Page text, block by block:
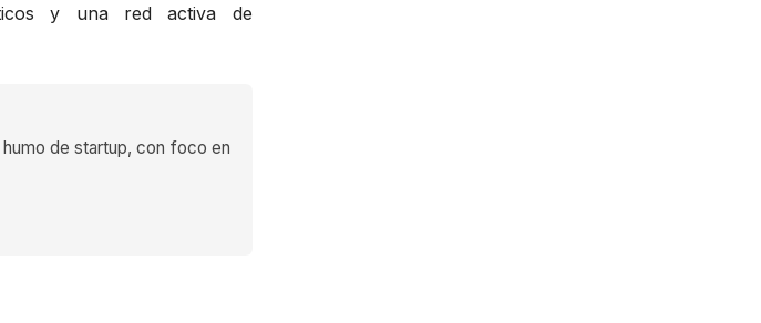
y una red activa de
de startup, con foco en